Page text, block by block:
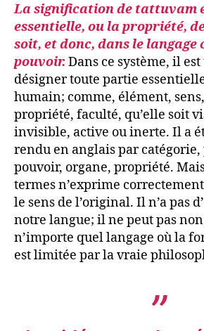
La signification de tattuvam
essentielle, ou la propriété,
soit, et donc, dans le langage
pouvoir. Dans ce système, il
désigner toute partie
humain; comme, élément,
propriété, faculté, qu’elle soit
invisible, active ou inerte. Il a
rendu en anglais par
pouvoir, organe, propriété.
termes n’exprime
le sens de l’original. Il n’a pas
notre langue; il ne peut pas
n’importe quel langage où la
est limitée par la vraie